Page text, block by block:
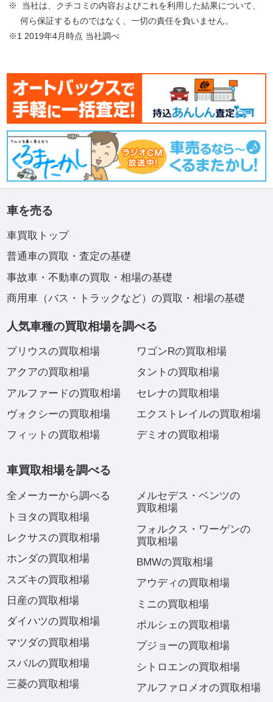
※ 当社は、クチコミの内容およびこれを利用した結果について、
何ら保証するものではなく、一切の責任を負いません。
※1 2019年4月時点 当社調べ
車を売る
車買取トップ
普通車の買取・査定の基礎
事故車・不動車の買取・相場の基礎
商用車（バス・トラックなど）の買取・相場の基礎
人気車種の買取相場を調べる
プリウスの買取相場
アクアの買取相場
アルファードの買取相場
ヴォクシーの買取相場
フィットの買取相場
ワゴンRの買取相場
タントの買取相場
セレナの買取相場
エクストレイルの買取相場
デミオの買取相場
車買取相場を調べる
全メーカーから調べる
トヨタの買取相場
レクサスの買取相場
ホンダの買取相場
スズキの買取相場
日産の買取相場
ダイハツの買取相場
マツダの買取相場
スバルの買取相場
三菱の買取相場
メルセデス・ベンツの
買取相場
フォルクス・ワーゲンの
買取相場
BMWの買取相場
アウディの買取相場
ミニの買取相場
ポルシェの買取相場
プジョーの買取相場
シトロエンの買取相場
アルファロメオの買取相場